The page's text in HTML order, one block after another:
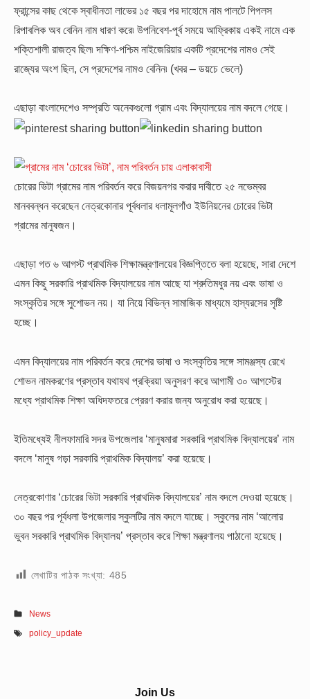
ফ্রান্সের কাছ থেকে স্বাধীনতা লাভের ১৫ বছর পর দাহোমে নাম পালটে পিপলস
রিপাবলিক অব বেনিন নাম ধারণ করে৷ উপনিবেশ-পূর্ব সময়ে আফ্রিকায় একই নামে এক
শক্তিশালী রাজত্ব ছিল৷ দক্ষিণ-পশ্চিম নাইজেরিয়ার একটি প্রদেশের নামও সেই
রাজ্যের অংশ ছিল, সে প্রদেশের নামও বেনিন৷ (খবর – ডয়চে ভেলে)
এছাড়া বাংলাদেশেও সম্প্রতি অনেকগুলো গ্রাম এবং বিদ্যালয়ের নাম বদলে গেছে।
চোরের ভিটা গ্রামের নাম পরিবর্তন করে বিজয়নগর করার দাবীতে ২৫ নভেম্বর
মানববন্ধন করেছেন নেত্রকোনার পূর্বধলার ধলামূলগাঁও ইউনিয়নের চোরের ভিটা
গ্রামের মানুষজন।
এছাড়া গত ৬ আগস্ট প্রাথমিক শিক্ষামন্ত্রণালয়ের বিজ্ঞপ্তিতে বলা হয়েছে, সারা দেশে
এমন কিছু সরকারি প্রাথমিক বিদ্যালয়ের নাম আছে যা শ্রুতিমধুর নয় এবং ভাষা ও
সংস্কৃতির সঙ্গে সুশোভন নয়। যা নিয়ে বিভিন্ন সামাজিক মাধ্যমে হাস্যরসের সৃষ্টি
হচ্ছে।
এমন বিদ্যালয়ের নাম পরিবর্তন করে দেশের ভাষা ও সংস্কৃতির সঙ্গে সামঞ্জস্য রেখে
শোভন নামকরণের প্রস্তাব যথাযথ প্রক্রিয়া অনুসরণ করে আগামী ৩০ আগস্টের
মধ্যে প্রাথমিক শিক্ষা অধিদফতরে প্রেরণ করার জন্য অনুরোধ করা হয়েছে।
ইতিমধ্যেই নীলফামারি সদর উপজেলার ‘মানুষমারা সরকারি প্রাথমিক বিদ্যালয়ের’ নাম
বদলে ‘মানুষ গড়া সরকারি প্রাথমিক বিদ্যালয়’ করা হয়েছে।
নেত্রকোণার ‘চোরের ভিটা সরকারি প্রাথমিক বিদ্যালয়ের’ নাম বদলে দেওয়া হয়েছে।
৩০ বছর পর পূর্বধলা উপজেলার স্কুলটির নাম বদলে যাচ্ছে। স্কুলের নাম ‘আলোর
ভুবন সরকারি প্রাথমিক বিদ্যালয়’ প্রস্তাব করে শিক্ষা মন্ত্রণালয় পাঠানো হয়েছে।
লেখাটির পাঠক সংখ্যা: 485
News
policy_update
Join Us